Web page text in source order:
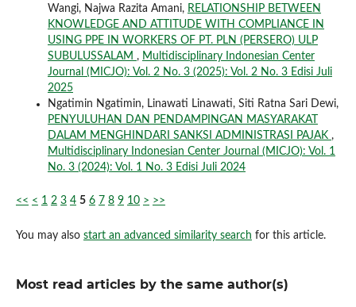
Wangi, Najwa Razita Amani, RELATIONSHIP BETWEEN
KNOWLEDGE AND ATTITUDE WITH COMPLIANCE IN
USING PPE IN WORKERS OF PT. PLN (PERSERO) ULP
SUBULUSSALAM , Multidisciplinary Indonesian Center
Journal (MICJO): Vol. 2 No. 3 (2025): Vol. 2 No. 3 Edisi Juli
2025
Ngatimin Ngatimin, Linawati Linawati, Siti Ratna Sari Dewi,
PENYULUHAN DAN PENDAMPINGAN MASYARAKAT
DALAM MENGHINDARI SANKSI ADMINISTRASI PAJAK ,
Multidisciplinary Indonesian Center Journal (MICJO): Vol. 1
No. 3 (2024): Vol. 1 No. 3 Edisi Juli 2024
<< < 1 2 3 4 5 6 7 8 9 10 > >>
You may also start an advanced similarity search for this article.
Most read articles by the same author(s)